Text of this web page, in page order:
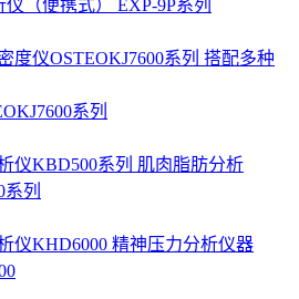
（便携式） EXP-9P系列
系列
列